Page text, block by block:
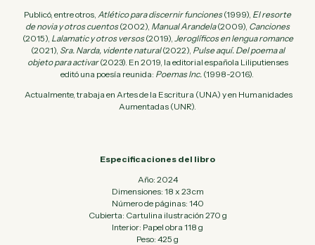
Publicó, entre otros, Atlético para discernir funciones(1999), El resorte
de novia y otros cuentos(2002), Manual Arandela(2009), Canciones
(2015), Lalamatic y otros versos(2019), Jeroglíficos en lengua romance
(2021), Sra. Narda, vidente natural(2022), Pulse aquí. Del poema al
objeto para activar(2023). En 2019, la editorial española Liliputienses
editó una poesía reunida: Poemas Inc. (1998-2016).
Actualmente, trabaja en Artes de la Escritura (UNA) y en Humanidades
Aumentadas (UNR).
Especificaciones del libro
Año: 2024
Dimensiones: 18 x 23 cm
Número de páginas: 140
Cubierta: Cartulina ilustración 270 g
Interior: Papel obra 118 g
Peso: 425 g